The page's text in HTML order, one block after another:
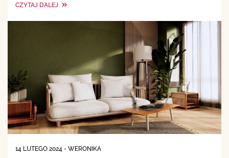
CZYTAJ DALEJ
14 LUTEGO 2024 - WERONIKA